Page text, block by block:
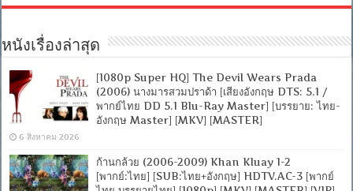
[MKV]
หนังเรื่องล่าสุด
[1080p Super HQ] The Devil Wears Prada
(2006) นางมารสวมปราด้า [เสียงอังกฤษ DTS: 5.1 /
พากย์ไทย DD 5.1 Blu-Ray Master] [บรรยาย: ไทย-
อังกฤษ Master] [MKV] [MASTER]
6 สิงหาคม 2026
ก้านกล้วย (2006-2009) Khan Kluay 1-2
[พากย์:ไทย] [SUB:ไทย+อังกฤษ] HDTV.AC-3 [พากย์